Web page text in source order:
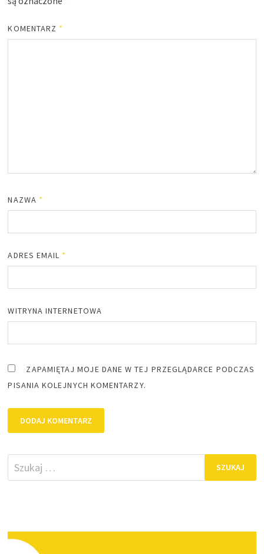
KOMENTARZ *
NAZWA *
ADRES EMAIL *
WITRYNA INTERNETOWA
ZAPAMIĘTAJ MOJE DANE W TEJ PRZEGLĄDARCE PODCZAS
PISANIA KOLEJNYCH KOMENTARZY.
Szukaj: